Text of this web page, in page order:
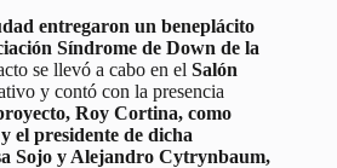
entregaron un beneplácito
Síndrome de Down de la
se llevó a cabo en el Salón
y contó con la presencia
Roy Cortina, como
el presidente de dicha
Sojo y Alejandro Cytrynbaum,